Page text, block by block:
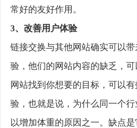
常好的友好作用。
3、改善用户体验
链接交换与其他网站确实可以
验，他们的网站内容的缺乏，
网站找到你想要的目标，可以
验，也就是说，为什么同一个
以增加体重的原因之一。缺点